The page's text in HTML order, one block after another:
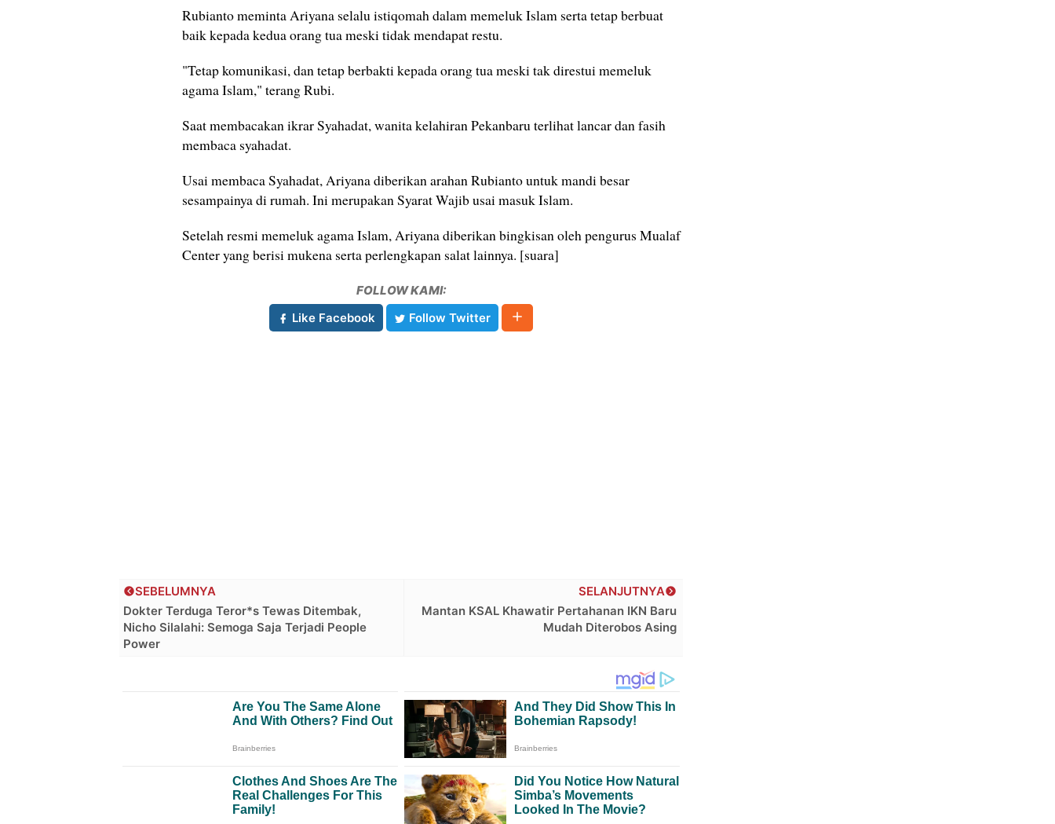
Rubianto meminta Ariyana selalu istiqomah dalam memeluk Islam serta tetap berbuat
baik kepada kedua orang tua meski tidak mendapat restu.
"Tetap komunikasi, dan tetap berbakti kepada orang tua meski tak direstui memeluk
agama Islam," terang Rubi.
Saat membacakan ikrar Syahadat, wanita kelahiran Pekanbaru terlihat lancar dan fasih
membaca syahadat.
Usai membaca Syahadat, Ariyana diberikan arahan Rubianto untuk mandi besar
sesampainya di rumah. Ini merupakan Syarat Wajib usai masuk Islam.
Setelah resmi memeluk agama Islam, Ariyana diberikan bingkisan oleh pengurus Mualaf
Center yang berisi mukena serta perlengkapan salat lainnya. [suara]
FOLLOW KAMI:
Like Facebook
Follow Twitter
SELANJUTNYA
Mantan KSAL Khawatir Pertahanan IKN Baru
Mudah Diterobos Asing
SEBELUMNYA
Dokter Terduga Teror*s Tewas Ditembak,
Nicho Silalahi: Semoga Saja Terjadi People
Power